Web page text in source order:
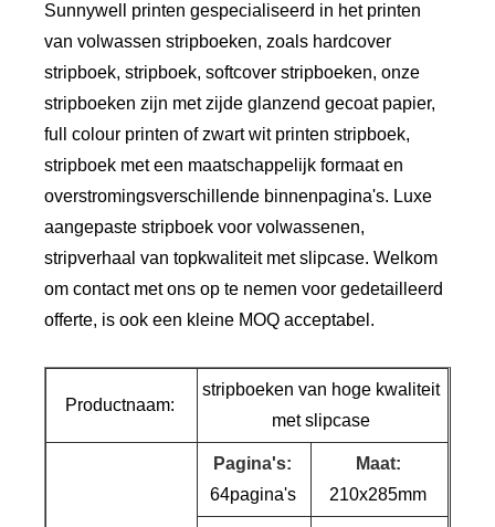
Sunnywell printen gespecialiseerd in het printen
van volwassen stripboeken, zoals hardcover
stripboek, stripboek, softcover stripboeken, onze
stripboeken zijn met zijde glanzend gecoat papier,
full colour printen of zwart wit printen stripboek,
stripboek met een maatschappelijk formaat en
overstromingsverschillende binnenpagina's. Luxe
aangepaste stripboek voor volwassenen,
stripverhaal van topkwaliteit met slipcase. Welkom
om contact met ons op te nemen voor gedetailleerd
offerte, is ook een kleine MOQ acceptabel.
Productnaam:
stripboeken van hoge kwaliteit
met slipcase
Pagina's:
64pagina's
Maat:
210x285mm